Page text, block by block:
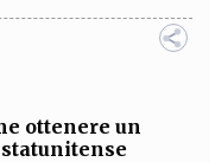
ottenere un